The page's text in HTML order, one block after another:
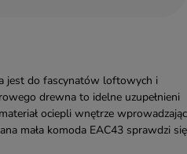
jest do fascynatów loftowych i
drewna to idelne uzupełnieni
ociepli wnętrze wprowadzając
mała komoda EAC43 sprawdzi się